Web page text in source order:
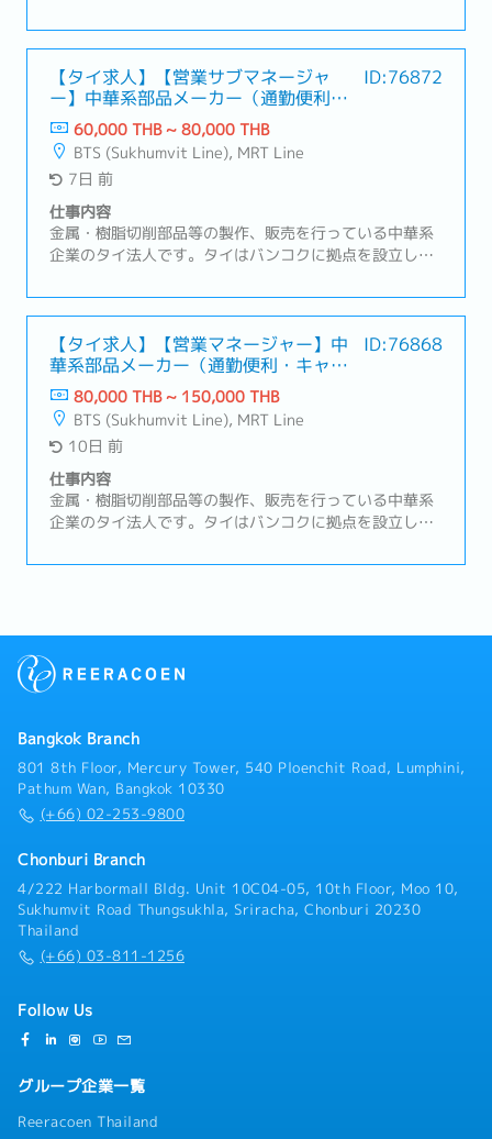
へのサービス導入提案・業務改善やシステム化改善のパ
ッケージ提案・顧客の抱える問題やご要望をヒアリン
グ、最適な解決策を提案・顧客の目的を最大化するた
め、コスト・運用のバランスを考えた提案・顧客の多く
は製造業のため工業団地へ訪問（アユタヤ周辺、サムッ
トプラカーン、アマタナコンなど）・訪問時はドライバ
ー付き社用車を利用
【タイ求人】【営業サブマネージャ
ー】中華系部品メーカー（通勤便利・
キャリアパス豊富）
ID:76872
60,000 THB ~ 80,000 THB
BTS (Sukhumvit Line), MRT Line
7日 前
仕事内容
金属・樹脂切削部品等の製作、販売を行っている中華系
企業のタイ法人です。タイはバンコクに拠点を設立し、
拠点として機能しているBOI取得企業です。営業スタイ
ルは主に既存顧客（日系の半導体製造装置メーカー）の
フォロー営業を行っていただきます。【職務内容】メイ
ン商材: 半導体製造装置向けの加工部品①案件の実務管
理・受発注、納期、在庫の管理・案件ごとの進捗管理お
よび課題抽出・トラブルの一次対応および社内エスカレ
ーション②海外拠点（日本、中国）との調整業務・納
期、品質、価格に関する調整・情報の取りまとめおよび
社内展開③サプライア対応サポート・仕入先との納期調
整・見積取得および価格管理④顧客対応サポート・顧客
からの問い合わせ対応・納期回答、仕様確認・営業マネ
【タイ求人】【営業マネージャー】中
華系部品メーカー（通勤便利・キャリ
アパス豊富）
ID:76868
80,000 THB ~ 150,000 THB
BTS (Sukhumvit Line), MRT Line
10日 前
仕事内容
金属・樹脂切削部品等の製作、販売を行っている中華系
企業のタイ法人です。タイはバンコクに拠点を設立し、
拠点として機能しているBOI取得企業です。本ポジショ
署への連携、一次処置・恒久的処置等の交渉を行ってい
体製造装置メーカー）のフォロー営業を行っていただき
方針策定・顧客要望に沿ったプロジェクト推進、期限管
理② サプライヤーマネジメント・仕入価格交渉およびコ
スト改善活動・品質／納期トラブル発生時の是正対応・
キャパシティ管理、安全在庫管理③ 収益管理・案件別の
ト変動（為替・物流等）の影響管理
Bangkok Branch
801 8th Floor, Mercury Tower, 540 Ploenchit Road, Lumphini,
Pathum Wan, Bangkok 10330
(+66) 02-253-9800
Chonburi Branch
4/222 Harbormall Bldg. Unit 10C04-05, 10th Floor, Moo 10,
Sukhumvit Road Thungsukhla, Sriracha, Chonburi 20230
Thailand
(+66) 03-811-1256
Follow Us
グループ企業一覧
Reeracoen Thailand